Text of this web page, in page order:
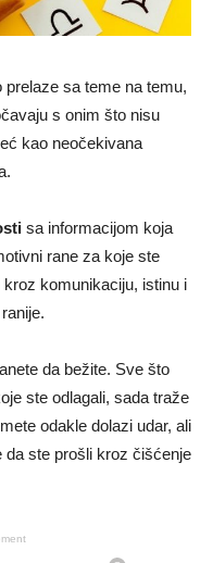
sa teme na temu,
s onim što nisu
kao neočekivana
sa informacijom koja
rane za koje ste
komunikaciju, istinu i
da bežite. Sve što
ste odlagali, sada traže
odakle dolazi udar, ali
da ste prošli kroz čišćenje